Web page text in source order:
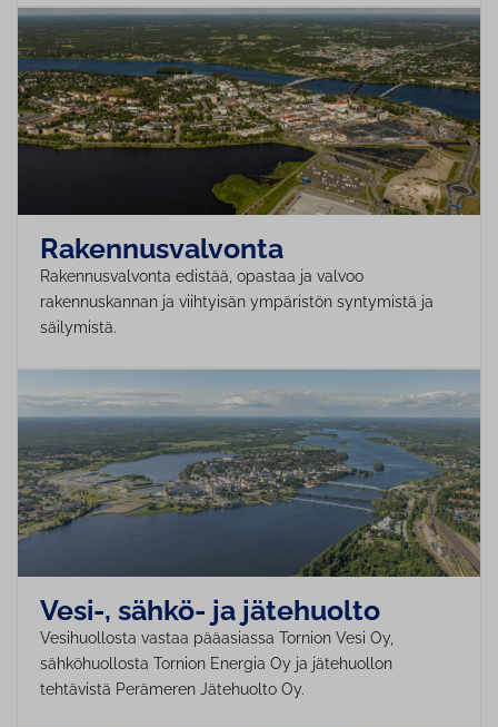
Ra­ken­nus­val­von­ta
Rakennusvalvonta edistää, opastaa ja valvoo
rakennuskannan ja viihtyisän ympäristön syntymistä ja
säilymistä.
Vesi-, sähkö- ja jätehuolto
Vesihuollosta vastaa pääasiassa Tornion Vesi Oy,
sähköhuollosta Tornion Energia Oy ja jätehuollon
tehtävistä Perämeren Jätehuolto Oy.